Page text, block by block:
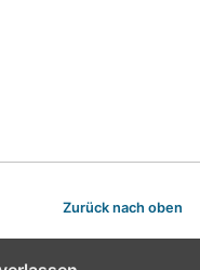
Zurück nach oben